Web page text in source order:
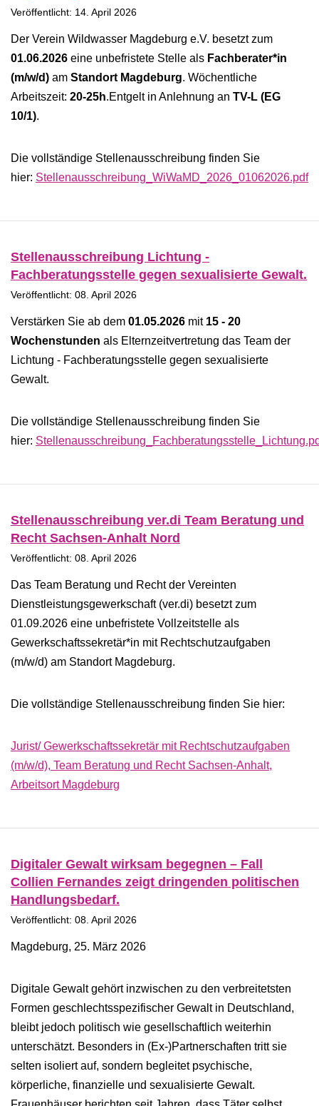
Veröffentlicht: 14. April 2026
Der Verein Wildwasser Magdeburg e.V. besetzt zum
01.06.2026 eine unbefristete Stelle als Fachberater*in
(m/w/d) am Standort Magdeburg. Wöchentliche
Arbeitszeit: 20-25h.Entgelt in Anlehnung an TV-L (EG
10/1).
Die vollständige Stellenausschreibung finden Sie
hier: Stellenausschreibung_WiWaMD_2026_01062026.pdf
Stellenausschreibung Lichtung -
Fachberatungsstelle gegen sexualisierte Gewalt.
Veröffentlicht: 08. April 2026
Verstärken Sie ab dem 01.05.2026 mit 15 - 20
Wochenstunden als Elternzeitvertretung das Team der
Lichtung - Fachberatungsstelle gegen sexualisierte
Gewalt.
Die vollständige Stellenausschreibung finden Sie
hier:
Stellenausschreibung ver.di Team Beratung und
Recht Sachsen-Anhalt Nord
Veröffentlicht: 08. April 2026
Das Team Beratung und Recht der Vereinten
Dienstleistungsgewerkschaft (ver.di) besetzt zum
01.09.2026 eine unbefristete Vollzeitstelle als
Gewerkschaftssekretär*in mit Rechtschutzaufgaben
(m/w/d) am Standort Magdeburg.
Die vollständige Stellenausschreibung finden Sie hier:
Jurist/ Gewerkschaftssekretär mit Rechtschutzaufgaben
(m/w/d), Team Beratung und Recht Sachsen-Anhalt,
Arbeitsort Magdeburg
Digitaler Gewalt wirksam begegnen – Fall
Collien Fernandes zeigt dringenden politischen
Handlungsbedarf.
Veröffentlicht: 08. April 2026
Magdeburg, 25. März 2026
Digitale Gewalt gehört inzwischen zu den verbreitetsten
Formen geschlechtsspezifischer Gewalt in Deutschland,
bleibt jedoch politisch wie gesellschaftlich weiterhin
unterschätzt. Besonders in (Ex-)Partnerschaften tritt sie
selten isoliert auf, sondern begleitet psychische,
körperliche, finanzielle und sexualisierte Gewalt.